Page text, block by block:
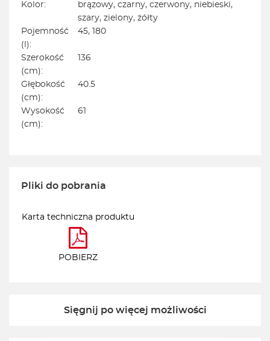
Kolor:
brązowy, czarny, czerwony, niebieski,
szary, zielony, żółty
Pojemność
(l):
45, 180
Szerokość
(cm):
136
Głębokość
(cm):
40.5
Wysokość
(cm):
61
Pliki do pobrania
Karta techniczna produktu
POBIERZ
Sięgnij po więcej możliwości